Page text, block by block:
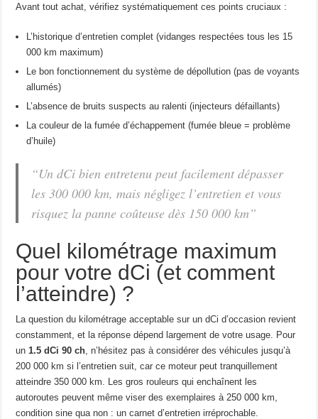
Avant tout achat, vérifiez systématiquement ces points cruciaux :
L’historique d’entretien complet (vidanges respectées tous les 15
000 km maximum)
Le bon fonctionnement du système de dépollution (pas de voyants
allumés)
L’absence de bruits suspects au ralenti (injecteurs défaillants)
La couleur de la fumée d’échappement (fumée bleue = problème
d’huile)
“Un dCi bien entretenu peut facilement dépasser
les 300 000 km, mais négligez l’entretien et vous
risquez la panne coûteuse dès 150 000 km”
Quel kilométrage maximum
pour votre dCi (et comment
l’atteindre) ?
La question du kilométrage acceptable sur un dCi d’occasion revient
constamment, et la réponse dépend largement de votre usage. Pour
un 1.5 dCi 90 ch , n’hésitez pas à considérer des véhicules jusqu’à
200 000 km si l’entretien suit, car ce moteur peut tranquillement
atteindre 350 000 km. Les gros rouleurs qui enchaînent les
autoroutes peuvent même viser des exemplaires à 250 000 km,
condition sine qua non : un carnet d’entretien irréprochable.